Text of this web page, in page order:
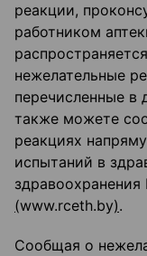
реакции,
работником
нежелательные
перечисленные в
также можете
реакциях
испытаний в
здравоохранения
(www.rceth.by).
Сообщая о